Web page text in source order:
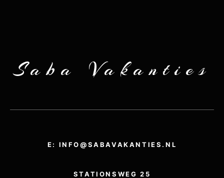
Saba Vakanties
E: INFO@SABAVAKANTIES.NL
STATIONSWEG 25